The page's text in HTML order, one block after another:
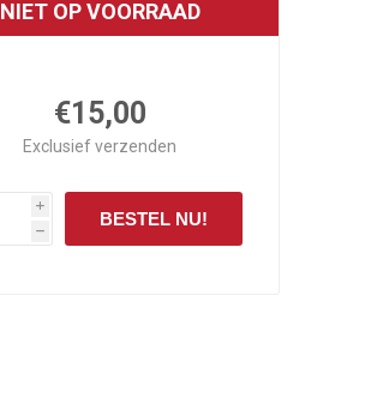
NIET OP VOORRAAD
€15,00
Exclusiefverzenden
i
h
BESTEL NU!